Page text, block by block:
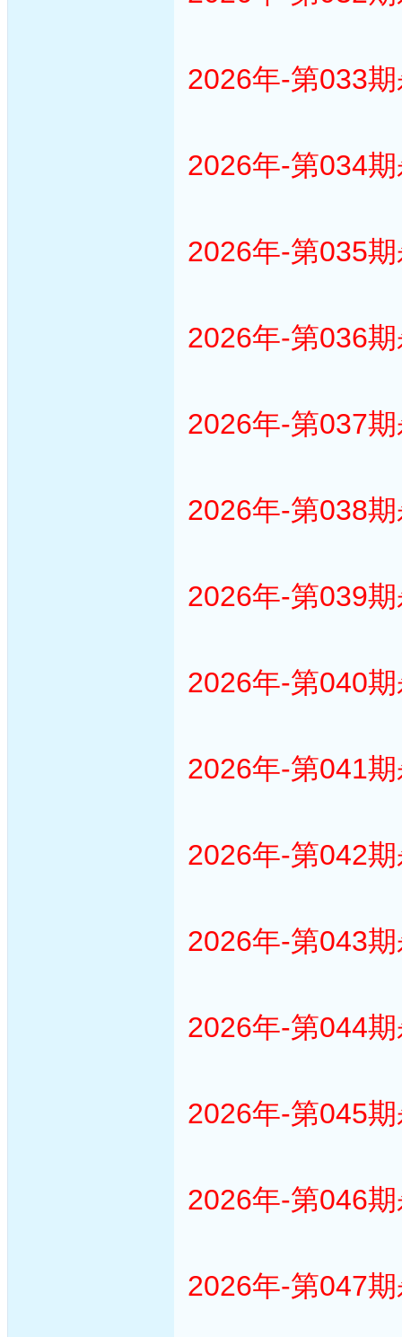
2026年-第033
2026年-第034
2026年-第035
2026年-第036
2026年-第037
2026年-第038
2026年-第039
2026年-第040
2026年-第041
2026年-第042
2026年-第043
2026年-第044
2026年-第045
2026年-第046
2026年-第047